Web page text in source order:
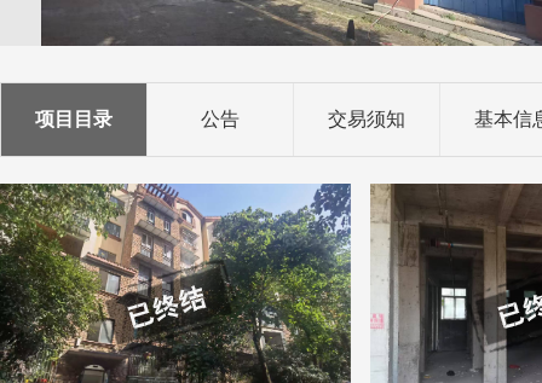
项目目录 公告 交易须知 基本信